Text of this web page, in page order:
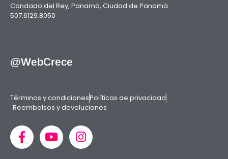
Condado del Rey, Panamá, Ciudad de Panamá
507.6129.8050
@WebCrece
Términos y condicionesPolíticas de privacidad
Reembolsos y devoluciones